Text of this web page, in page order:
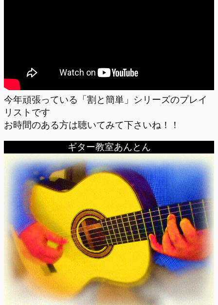
今年頑張っている「割と簡単」シリーズのプレイ
リストです
お時間のある方は聴いてみて下さいね！！
ギター教室あんとん